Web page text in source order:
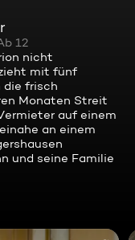
12
nicht
mit fünf
die frisch
Monaten Streit
auf einem
an einem
und seine Familie